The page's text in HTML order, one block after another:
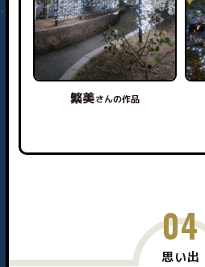
繁美さんの作品
04
思い出